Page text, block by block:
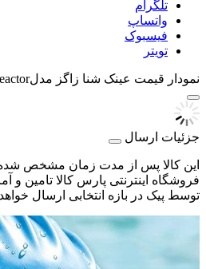
تلگرام
واتساپ
فیسبوک
تویتر
نمودار قیمت عینک شنا زاگز مدلPredator Flex R Reactor
جزئیات ارسال
این کالا پس از مدت زمان مشخص شده
فروشگاه اینترنتی پارس کالا تامین و
توسط پیک در بازه انتخابی ارسال